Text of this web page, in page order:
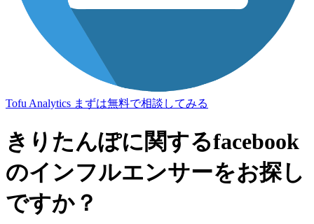
Tofu Analytics まずは無料で相談してみる
きりたんぽに関するfacebook
のインフルエンサーをお探し
ですか？